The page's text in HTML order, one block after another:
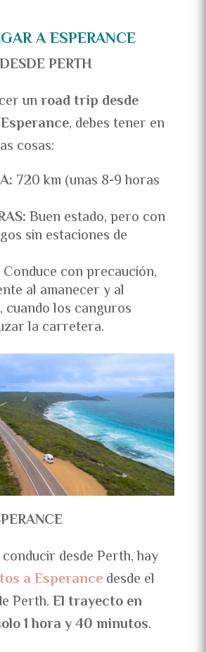
A ESPERANCE
PERTH
unroad trip desde
, debes tener en
cosas:
720 km (unas 8-9 horas
Buen estado, pero con
sin estaciones de
Conduce con precaución,
al amanecer y al
cuando los canguros
la carretera.
desde Perth, hay
a Esperancedesde el
Perth.El trayecto en
1 hora y 40 minutos.